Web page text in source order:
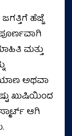
ಹೆಜ್ಜೆ
ಮತ್ತು
ಅಥವಾ
ಖುಷಿಯಿಂದ
ಆಗಿ